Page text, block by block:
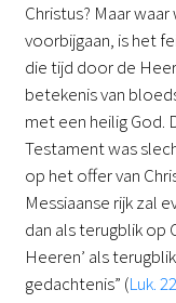
Christus? Maar
voorbijgaan, is het
die tijd door de
betekenis van
met een heilig God.
Testament was
op het offer van
Messiaanse rijk zal
dan als terugblik op
Heeren’ als
gedachtenis” (Luk.